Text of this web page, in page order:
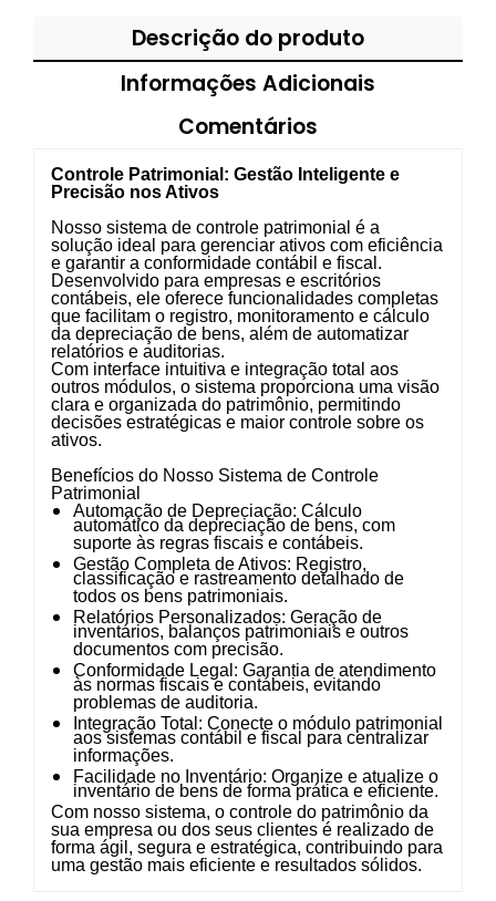
Descrição do produto
Informações Adicionais
Comentários
Controle Patrimonial: Gestão Inteligente e
Precisão nos Ativos
Nosso sistema de controle patrimonial é a
solução ideal para gerenciar ativos com eficiência
e garantir a conformidade contábil e fiscal.
Desenvolvido para empresas e escritórios
contábeis, ele oferece funcionalidades completas
que facilitam o registro, monitoramento e cálculo
da depreciação de bens, além de automatizar
relatórios e auditorias.
Com interface intuitiva e integração total aos
outros módulos, o sistema proporciona uma visão
clara e organizada do patrimônio, permitindo
decisões estratégicas e maior controle sobre os
ativos.
Benefícios do Nosso Sistema de Controle
Patrimonial
Automação de Depreciação: Cálculo
automático da depreciação de bens, com
suporte às regras fiscais e contábeis.
Gestão Completa de Ativos: Registro,
classificação e rastreamento detalhado de
todos os bens patrimoniais.
Relatórios Personalizados: Geração de
inventários, balanços patrimoniais e outros
documentos com precisão.
Conformidade Legal : Garantia de atendimento
às normas fiscais e contábeis, evitando
problemas de auditoria.
Integração Total : Conecte o módulo patrimonial
aos sistemas contábil e fiscal para centralizar
informações.
Facilidade no Inventário: Organize e atualize o
inventário de bens de forma prática e eficiente.
Com nosso sistema, o controle do patrimônio da
sua empresa ou dos seus clientes é realizado de
forma ágil, segura e estratégica, contribuindo para
uma gestão mais eficiente e resultados sólidos.